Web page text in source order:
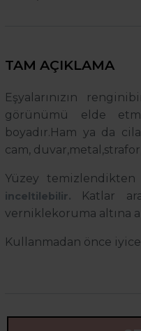
TAM AÇIKLAMA
Eşyalarınızın
görünümü elde
boyadır.Ham ya da
cam,
Yüzey temizlendikten
inceltilebilir. Katlar
verniklekoruma altına
Kullanmadan önce iyice